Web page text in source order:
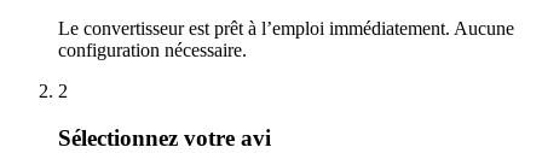
Le convertisseur est prêt à l’emploi immédiatement. Aucune
configuration nécessaire.
2
Sélectionnez votre avi